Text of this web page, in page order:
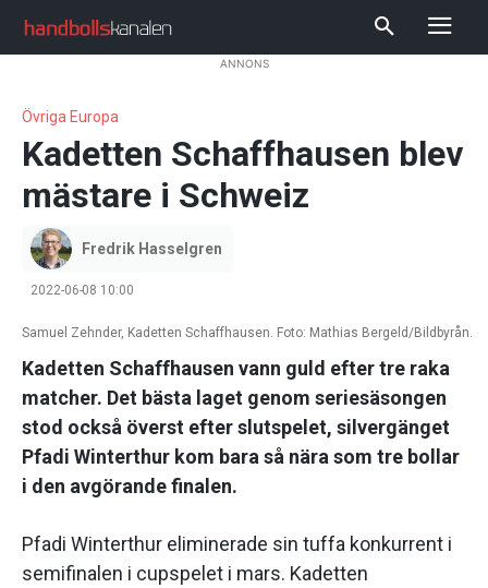
ANNONS
Övriga Europa
Kadetten Schaffhausen blev
mästare i Schweiz
Fredrik Hasselgren
2022-06-08 10:00
Samuel Zehnder, Kadetten Schaffhausen. Foto: Mathias Bergeld/Bildbyrån.
Kadetten Schaffhausen vann guld efter tre raka
matcher. Det bästa laget genom seriesäsongen
stod också överst efter slutspelet, silvergänget
Pfadi Winterthur kom bara så nära som tre bollar
i den avgörande finalen.
Pfadi Winterthur eliminerade sin tuffa konkurrent i
semifinalen i cupspelet i mars. Kadetten